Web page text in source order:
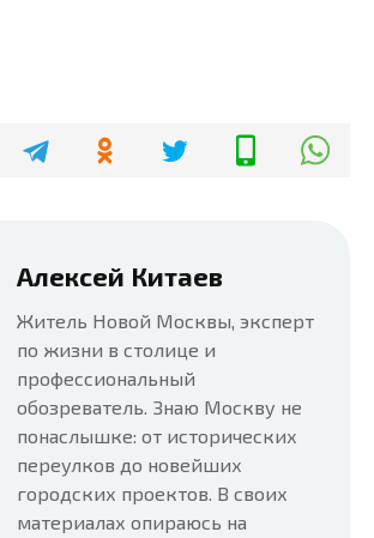
Алексей Китаев
Житель Новой Москвы, эксперт
по жизни в столице и
профессиональный
обозреватель. Знаю Москву не
понаслышке: от исторических
переулков до новейших
городских проектов. В своих
материалах опираюсь на